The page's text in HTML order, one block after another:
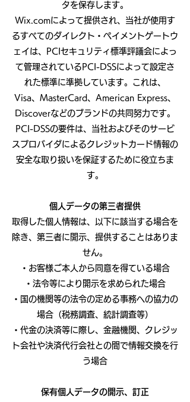
タを保存します。
Wix.comによって提供され、当社が使用す
るすべてのダイレクト・ペイメントゲートウ
ェイは、PCIセキュリティ標準評議会によっ
て管理されているPCI-DSSによって設定さ
れた標準に準拠しています。これは、
Visa、MasterCard、American Express、
Discoverなどのブランドの共同努力です。
PCI-DSSの要件は、当社およびそのサービ
スプロバイダによるクレジットカード情報の
安全な取り扱いを保証するために役立ちま
す。
個人データの第三者提供
取得した個人情報は、以下に該当する場合を
除き、第三者に開示、提供することはありま
せん。
・お客様ご本人から同意を得ている場合
・法令等により開示を求められた場合
・国の機関等の法令の定める事務への協力の
場合（税務調査、統計調査等）
・代金の決済等に際し、金融機関、クレジッ
ト会社や決済代行会社との間で情報交換を行
う場合
保有個人データの開示、訂正